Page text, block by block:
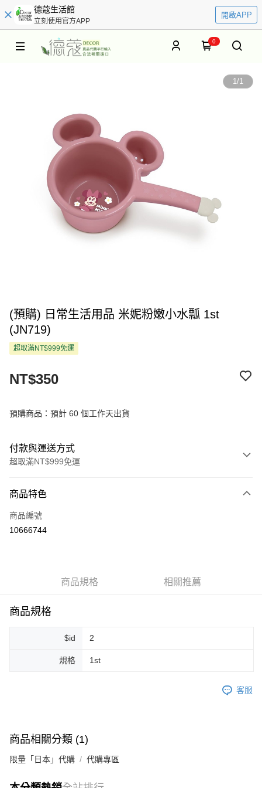
德蔻生活館
立刻使用官方APP
開啟APP
0
1/1
(預購) 日常生活用品 米妮粉嫩小水瓢 1st
(JN719)
超取滿NT$999免運
NT$350
預購商品：預計 60 個工作天出貨
付款與運送方式
超取滿NT$999免運
信用卡一次付款
超商取貨付款
悠遊付
全家純取貨 (先付款
每筆NT$80，滿NT$999(含以上)免運費
商品特色
商品編號
10666744
商品規格 相關推薦
商品規格
$id 2
規格 1st
客服
商品相關分類 (1)
限量「日本」代購 代購專區